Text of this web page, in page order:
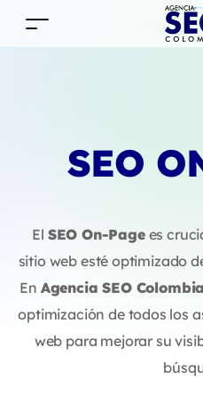
SEO
El SEO On-Pagees
sitio web esté optimizado
En Agencia SEO Colombia
optimización de todos los
web para mejorar su